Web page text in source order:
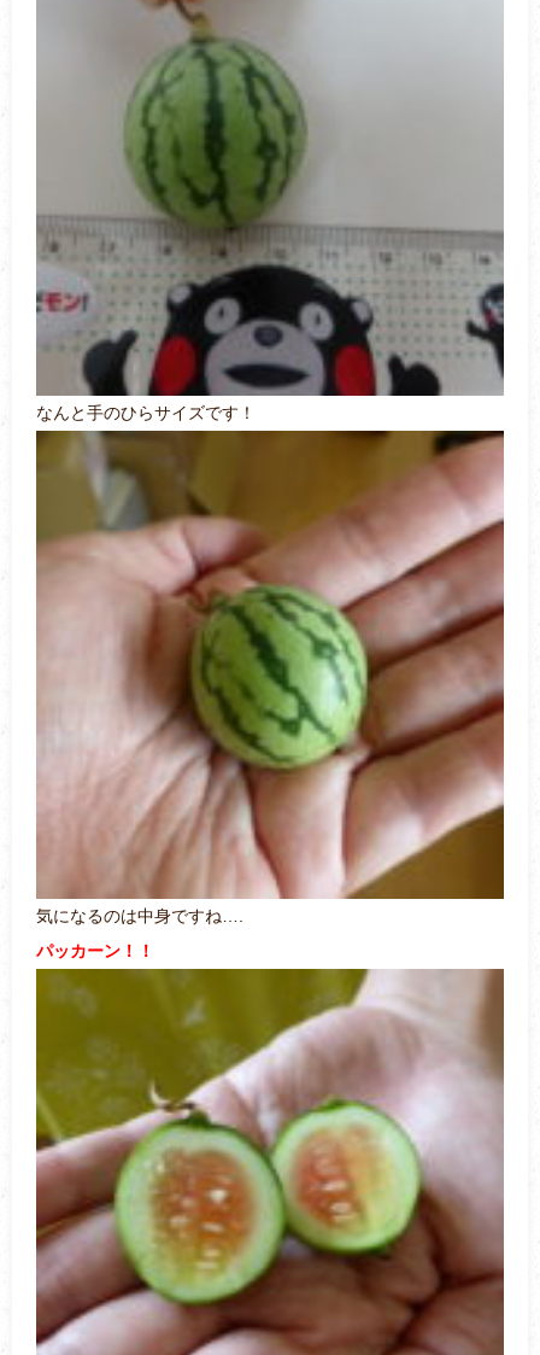
なんと手のひらサイズです！
気になるのは中身ですね….
パッカーン！！